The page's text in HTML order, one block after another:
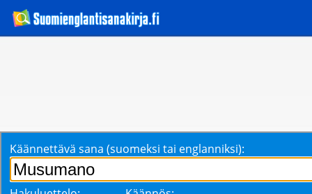
Käännettävä sana (suomeksi tai englanniksi):